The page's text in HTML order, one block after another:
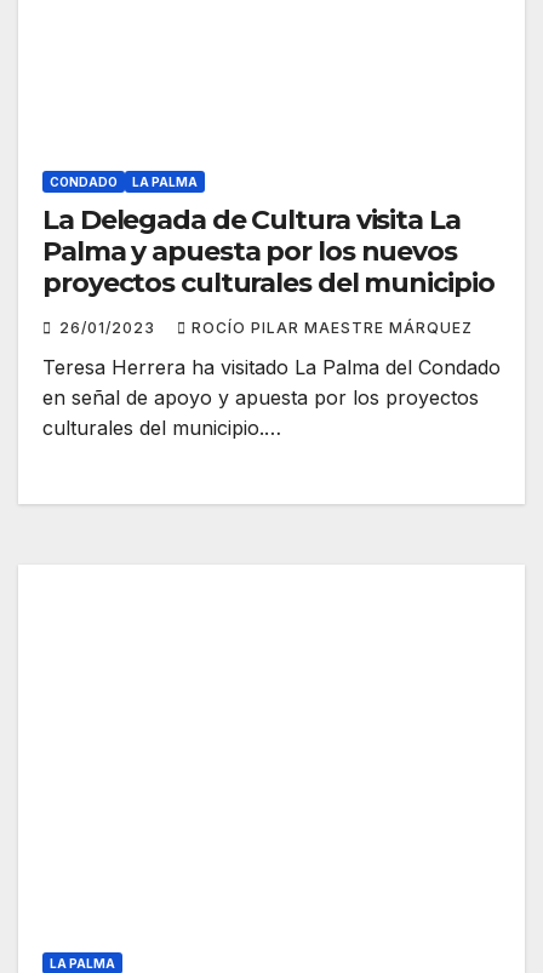
CONDADO LA PALMA
La Delegada de Cultura visita La
Palma y apuesta por los nuevos
proyectos culturales del municipio
26/01/2023 ROCÍO PILAR MAESTRE MÁRQUEZ
Teresa Herrera ha visitado La Palma del Condado
en señal de apoyo y apuesta por los proyectos
culturales del municipio.…
LA PALMA